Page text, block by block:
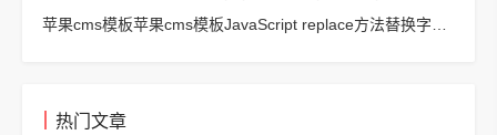
热门文章